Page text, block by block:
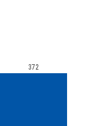
372